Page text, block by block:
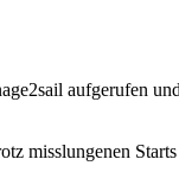
aufgerufen
misslungenen